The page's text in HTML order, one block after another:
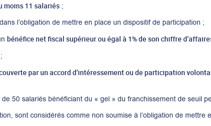
moins 11 salariés;
l’obligation de mettre en place un dispositif de participation ;
bénéfice net fiscal supérieur ou égal à 1% de son chiffre
par un accord d’intéressement ou de participation
50 salariés bénéficiant du « gel » du franchissement de seuil
sont considérés comme non soumise à l’obligation de mettre